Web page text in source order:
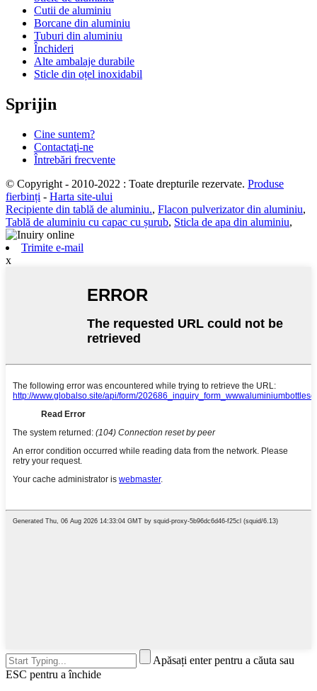
Cutii de aluminiu
Borcane din aluminiu
Tuburi din aluminiu
Închideri
Alte ambalaje durabile
Sticle din oțel inoxidabil
Sprijin
Cine suntem?
Contactaţi-ne
Întrebări frecvente
© Copyright - 2010-2022 : Toate drepturile rezervate. Produse
fierbinți - Harta site-ului
Recipiente din tablă de aluminiu., Flacon pulverizator din aluminiu,
Tablă de aluminiu cu capac cu șurub, Sticla de apa din aluminiu,
Trimite e-mail
x
Apăsați enter pentru a căuta sau
ESC pentru a închide